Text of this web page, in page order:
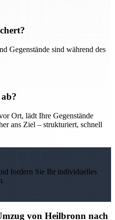
Gegenstände sind während des
Ort, lädt Ihre Gegenstände
ans Ziel – strukturiert, schnell
fordern Sie Ihr individuelles
von Heilbronn nach